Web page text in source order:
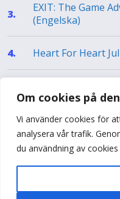
Om cookies på
Vi använder cookies för
analysera vår trafik.
du användning av cookies
3.
EXIT: The Game
(Engelska)
4. Heart For Heart
Se hela topplistan